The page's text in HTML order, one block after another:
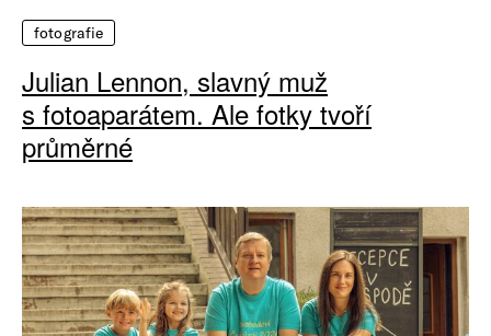
fotografie
Julian Lennon, slavný muž
s fotoaparátem. Ale fotky tvoří
průměrné